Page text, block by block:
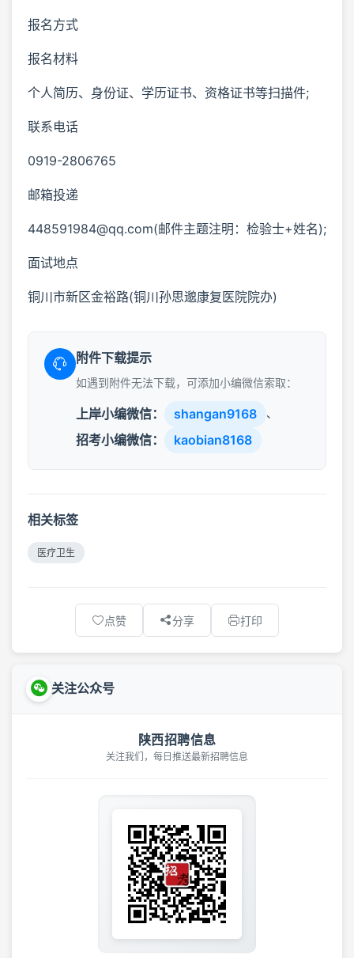
报名方式
报名材料
个人简历、身份证、学历证书、资格证书等扫描件;
联系电话
0919-2806765
邮箱投递
448591984@qq.com(邮件主题注明：检验士+姓名);
面试地点
铜川市新区金裕路(铜川孙思邈康复医院院办)
附件下载提示
如遇到附件无法下载，可添加小编微信索取：
上岸小编微信： shangan9168 、
招考小编微信： kaobian8168
相关标签
医疗卫生
点赞 分享 打印
关注公众号
陕西招聘信息
关注我们，每日推送最新招聘信息